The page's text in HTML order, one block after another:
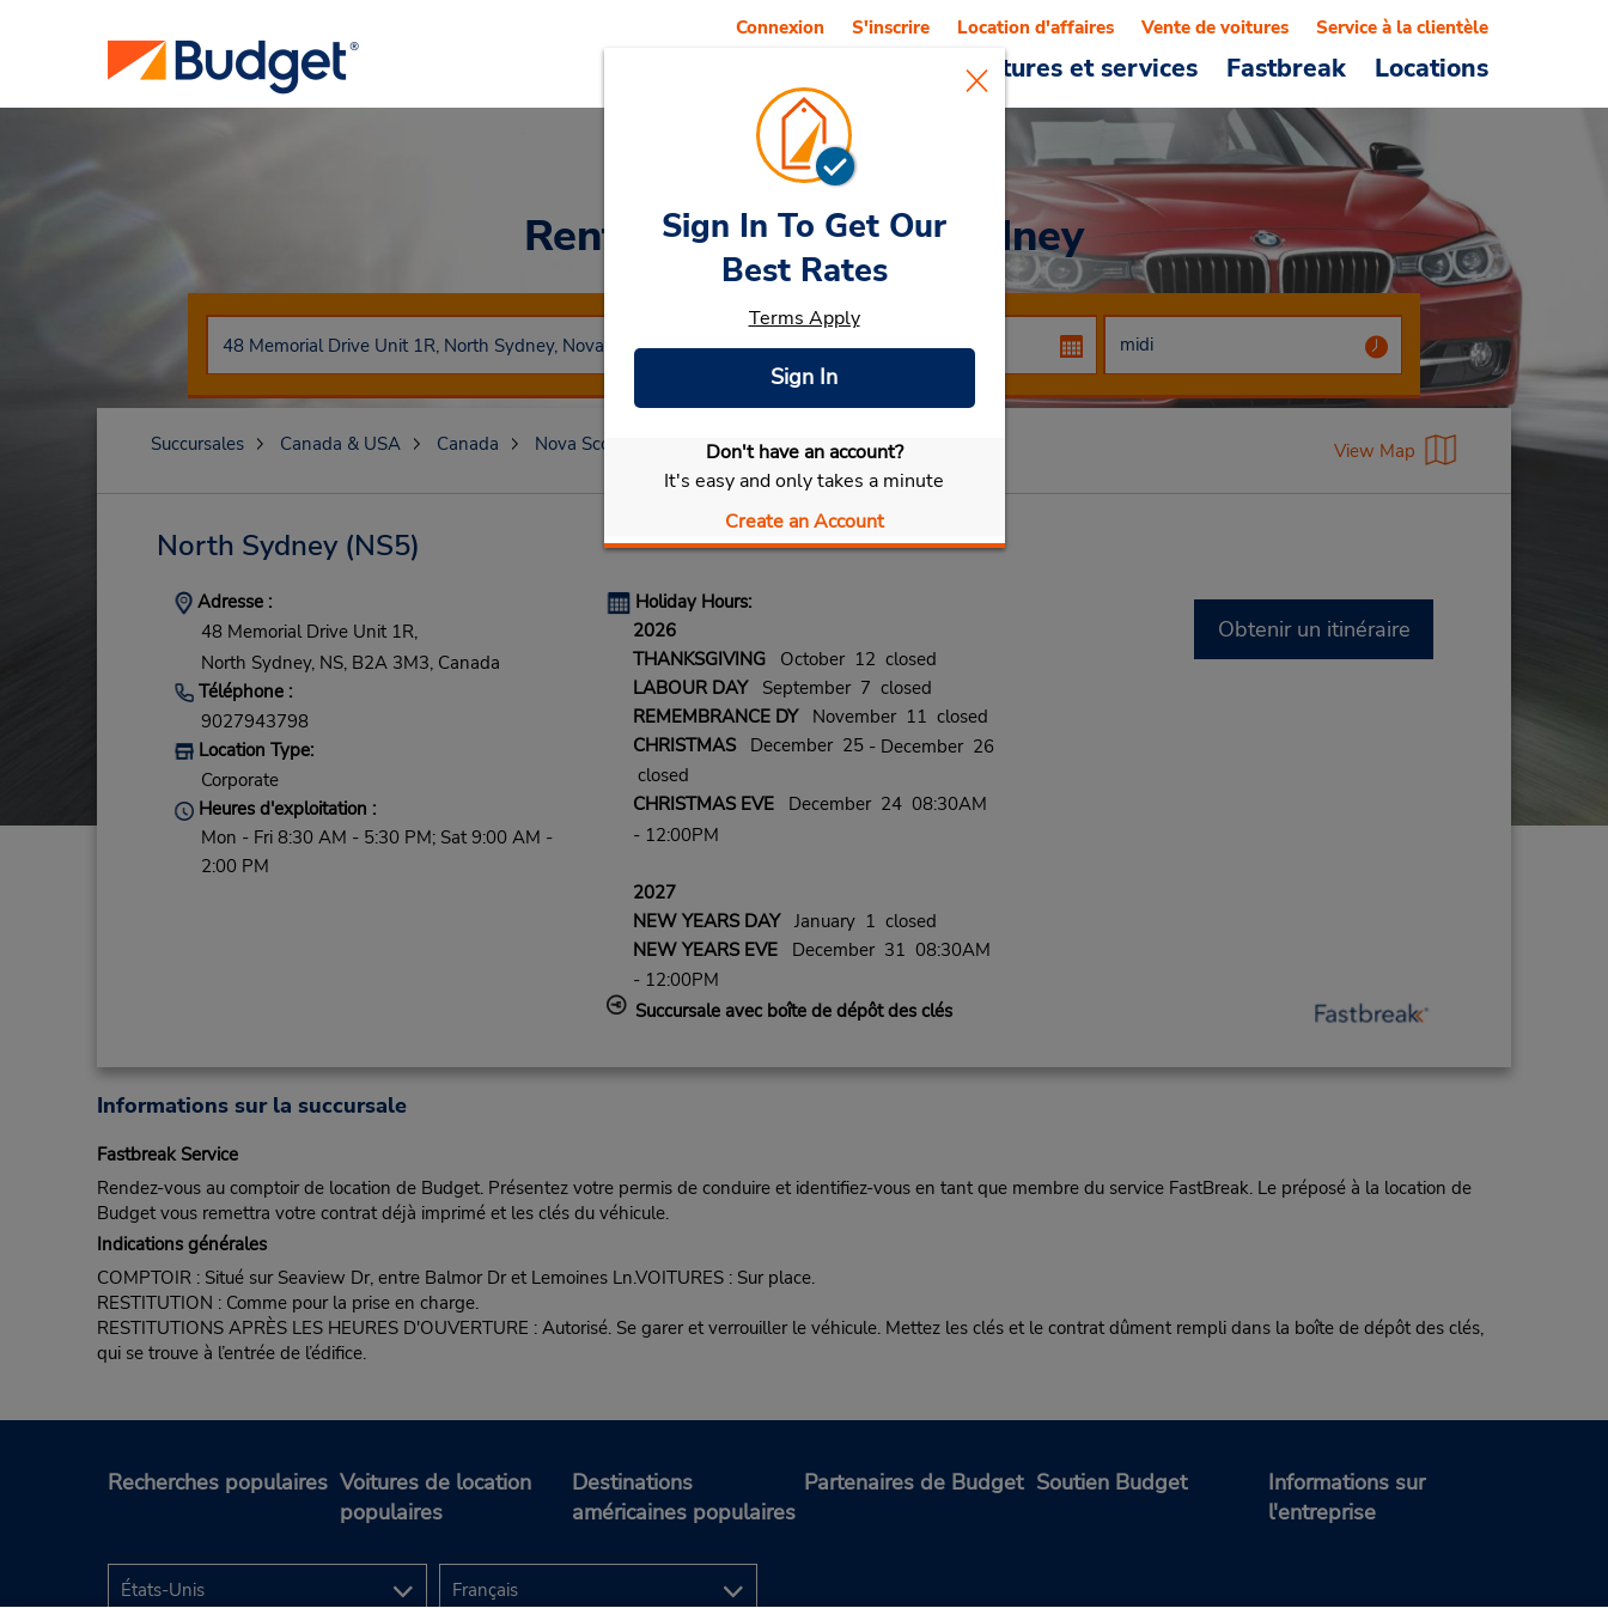
Voitures et services Fastbreak Locations
Connexion S'inscrire Location d'affaires Vente de voitures Service à la clientèle
Rent a Carat North Sydney
Sélectionner ma voiture
Sign In To Get Our
Best Rates
Terms Apply
Sign In
Don't have an account?
It's easy and only takes a minute
Create an Account
Succursales Canada & USA Canada Nova Scotia North Sydney North Sydney View Map
North Sydney(NS5)
Adresse :
48 Memorial Drive Unit 1R,
North Sydney, NS, B2A 3M3, Canada
Téléphone :
9027943798
Location Type:
Corporate
Heures d'exploitation :
Mon - Fri 8:30 AM - 5:30 PM; Sat 9:00 AM -
2:00 PM
Holiday Hours:
2026
THANKSGIVINGOctober 12 closed
LABOUR DAYSeptember 7 closed
REMEMBRANCE DYNovember 11 closed
CHRISTMASDecember 25 - December 26
closed
CHRISTMAS EVEDecember 24 08:30AM
- 12:00PM
2027
NEW YEARS DAYJanuary 1 closed
NEW YEARS EVEDecember 31 08:30AM
- 12:00PM
Succursale avec boîte de dépôt des clés
Obtenir un itinéraire
Informations sur la succursale
Fastbreak Service
Rendez-vous au comptoir de location de Budget. Présentez votre permis de conduire et identifiez-vous en tant que membre du service FastBreak. Le préposé à la location de
Budget vous remettra votre contrat déjà imprimé et les clés du véhicule.
Indications générales
COMPTOIR : Situé sur Seaview Dr, entre Balmor Dr et Lemoines Ln.VOITURES : Sur place.
RESTITUTION : Comme pour la prise en charge.
RESTITUTIONS APRÈS LES HEURES D'OUVERTURE : Autorisé. Se garer et verrouiller le véhicule. Mettez les clés et le contrat dûment rempli dans la boîte de dépôt des clés,
qui se trouve à l’entrée de l’édifice.
Recherches populaires Voitures de location
populaires
Destinations
américaines populaires
Partenaires de Budget Soutien Budget
Informations sur
l'entreprise